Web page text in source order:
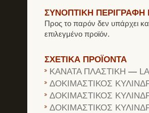
ΣΥΝΟΠΤΙΚΗ ΠΕΡΙΓΡΑΦΗ
Προς το παρόν δεν υπάρχει
επιλεγμένο προϊόν.
ΣΧΕΤΙΚΑ ΠΡΟΪΟΝΤΑ
ΚΑΝΑΤΑ ΠΛΑΣΤΙΚΗ —
ΔΟΚΙΜΑΣΤΙΚΟΣ
ΔΟΚΙΜΑΣΤΙΚΟΣ
ΔΟΚΙΜΑΣΤΙΚΟΣ